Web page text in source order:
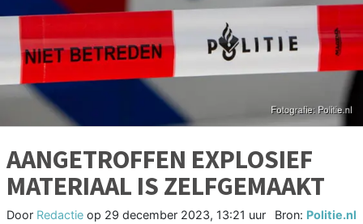
AANGETROFFEN EXPLOSIEF
MATERIAAL IS ZELFGEMAAKT
Door Redactie op 29 december 2023, 13:21 uur Bron: Politie.nl